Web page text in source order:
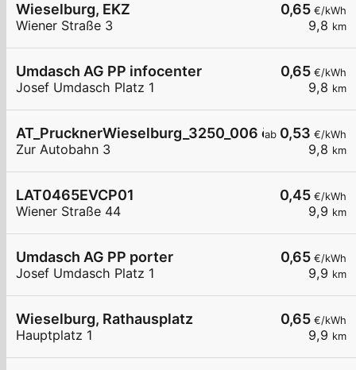
0,65 €/kWh
9,8 km
Wieselburg, EKZ
Wiener Straße 3
0,65 €/kWh
9,8 km
Umdasch AG PP infocenter
Josef Umdasch Platz 1
ab 0,53 €/kWh
9,8 km
AT_PrucknerWieselburg_3250_006 öffentlich
Zur Autobahn 3
0,45 €/kWh
9,9 km
LAT0465EVCP01
Wiener Straße 44
0,65 €/kWh
9,9 km
Umdasch AG PP porter
Josef Umdasch Platz 1
0,65 €/kWh
9,9 km
Wieselburg, Rathausplatz
Hauptplatz 1